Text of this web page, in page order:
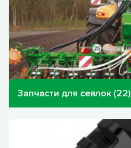
Запчасти для сеялок (22)